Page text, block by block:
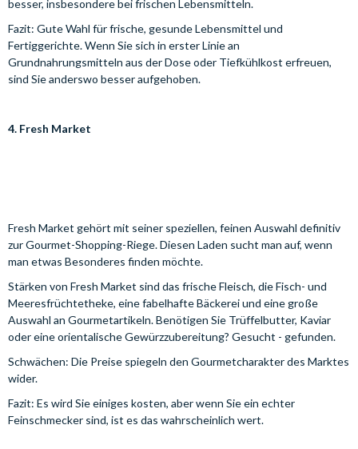
besser, insbesondere bei frischen Lebensmitteln.
Fazit: Gute Wahl für frische, gesunde Lebensmittel und
Fertiggerichte. Wenn Sie sich in erster Linie an
Grundnahrungsmitteln aus der Dose oder Tiefkühlkost erfreuen,
sind Sie anderswo besser aufgehoben.
4. Fresh Market
Fresh Market gehört mit seiner speziellen, feinen Auswahl definitiv
zur Gourmet-Shopping-Riege. Diesen Laden sucht man auf, wenn
man etwas Besonderes finden möchte.
Stärken von Fresh Market sind das frische Fleisch, die Fisch- und
Meeresfrüchtetheke, eine fabelhafte Bäckerei und eine große
Auswahl an Gourmetartikeln. Benötigen Sie Trüffelbutter, Kaviar
oder eine orientalische Gewürzzubereitung? Gesucht - gefunden.
Schwächen: Die Preise spiegeln den Gourmetcharakter des Marktes
wider.
Fazit: Es wird Sie einiges kosten, aber wenn Sie ein echter
Feinschmecker sind, ist es das wahrscheinlich wert.